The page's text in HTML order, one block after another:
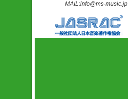
MAIL:info@ms-music.jp